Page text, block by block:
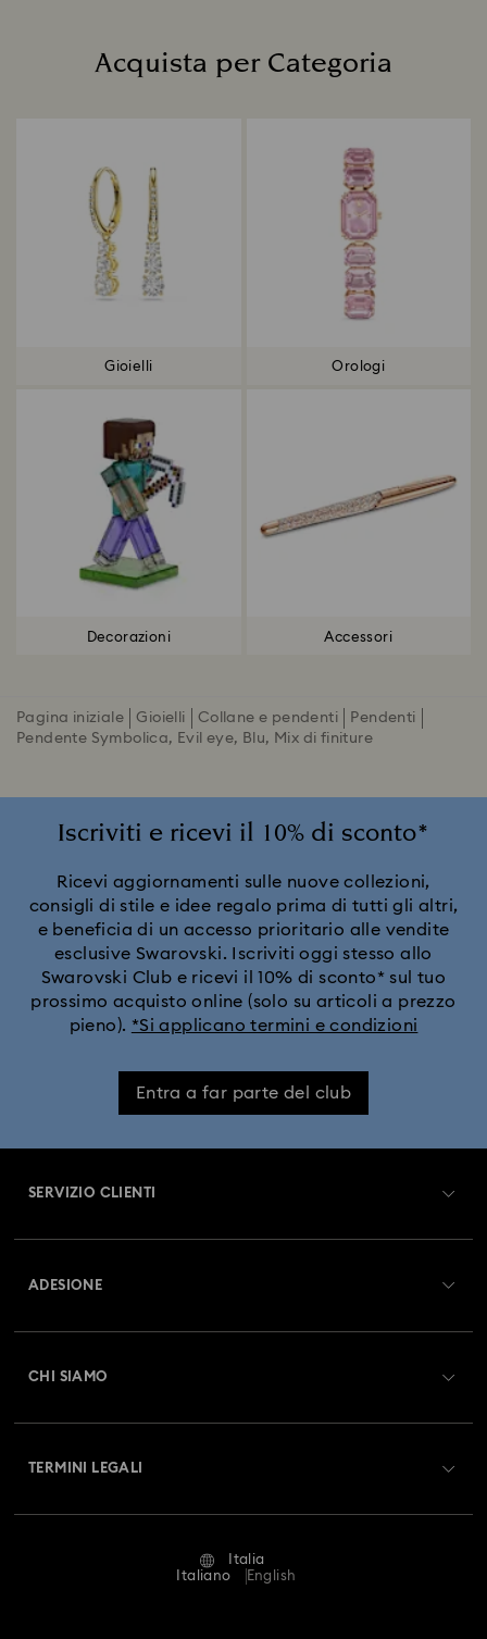
Acquista per Categoria
Gioielli Orologi
Decorazioni Accessori
Pagina iniziale Gioielli Collane e pendenti
Pendenti
Pendente Symbolica, Evil eye, Blu, Mix di finiture
Iscriviti e ricevi il 10% di sconto*
Ricevi aggiornamenti sulle nuove collezioni,
consigli di stile e idee regalo prima di tutti gli altri,
e beneficia di un accesso prioritario alle vendite
esclusive Swarovski. Iscriviti oggi stesso allo
Swarovski Club e ricevi il 10% di sconto* sul tuo
prossimo acquisto online (solo su articoli a prezzo
pieno). *Si applicano termini e condizioni
Entra a far parte del club
SERVIZIO CLIENTI
Resi & Cambi
Stato della riparazione
ADESIONE
CHI SIAMO
TERMINI LEGALI
Italia
Italiano
English